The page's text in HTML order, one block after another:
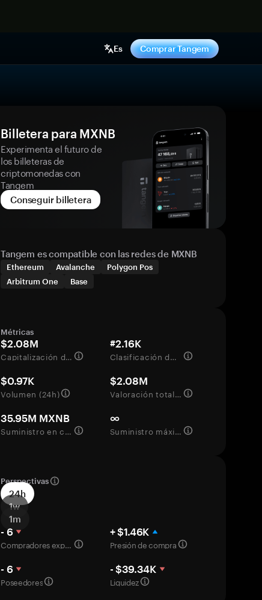
Es Comprar Tangem
Billetera para MXNB
Experimenta el futuro de
los billeteras de
criptomonedas con
Tangem
Conseguir billetera
Tangem es compatible con las redes de MXNB
Ethereum Avalanche
Polygon Pos
Arbitrum One
Base
Métricas
$2.08M
Capitalización de mercado
#2.16K
Clasificación del mercado
$0.97K
Volumen (24h)
$2.08M
Valoración totalmente diluida
35.95M MXNB
Suministro en circulación
∞
Suministro máximo
Perspectivas
24h
1w
1m
- 6
Compradores experimentados
+ $1.46K
Presión de compra
- 6
Poseedores
- $39.34K
Liquidez